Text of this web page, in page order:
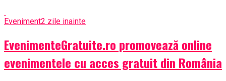
Eveniment2 zile inainte
EvenimenteGratuite.ro promovează online
evenimentele cu acces gratuit din România